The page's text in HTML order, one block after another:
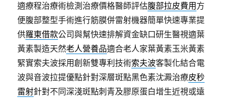
適療程治療術檢測治療價格醫師評估腹部拉皮費用 方
便腹部整型手術進行筋膜併雷射機器簡單快速專業提
供羅東借款公司與幫快速排解資金缺口研生醫視適葉
黃素製造天然老人營養品適合老人家葉黃素玉米黃素
緊實索夫波採用創新雙專利技術索夫波客製化結合電
波與音波拉提優點針對深層斑點黑色素沈澱治療皮秒
雷射針對不同深淺斑點刺青及膠原蛋白增生近視或遠